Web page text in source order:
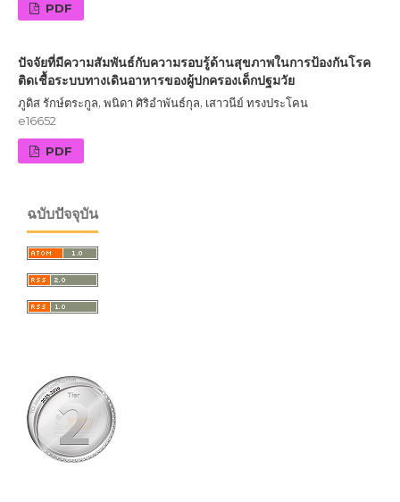
PDF
ปัจจัยที่มีความสัมพันธ์กับความรอบรู้ด้านสุขภาพในการป้องกันโรค
ติดเชื้อระบบทางเดินอาหารของผู้ปกครองเด็กปฐมวัย
ภูดิส รักษ์ตระกูล, พนิดา ศิริอำพันธ์กุล, เสาวนีย์ ทรงประโคน
e16652
PDF
ฉบับปัจจุบัน